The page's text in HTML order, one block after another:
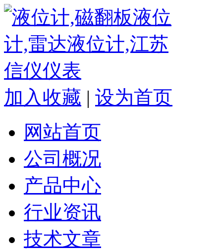
加入收藏 | 设为首页
网站首页
公司概况
产品中心
行业资讯
技术文章